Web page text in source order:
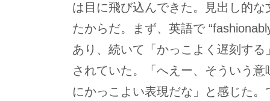
は目に飛び込んできた。見出し的
たからだ。まず、英語で
あり、続いて「かっこよく遅刻す
されていた。「へえー、そういう
にかっこよい表現だな」と感じた